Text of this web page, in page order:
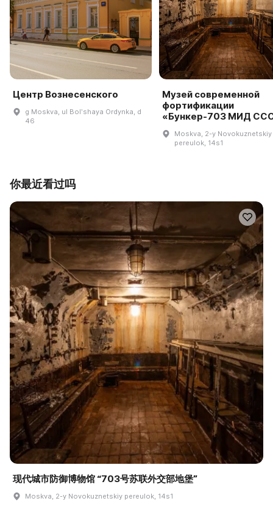
Центр Вознесенского
g Moskva, ul Bolʹshaya Ordynka, d
46
Музей современной
фортификации
«Бункер-703 МИД
Moskva, 2-y Novokuznetskiy
pereulok, 14s1
你最近看过吗
现代城市防御博物馆 “703号苏联外交部地堡”
Moskva, 2-y Novokuznetskiy pereulok, 14s1